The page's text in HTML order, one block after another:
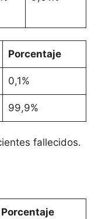
Porcentaje
0,1%
99,9%
fallecidos.
Porcentaje